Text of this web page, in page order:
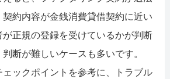
約内容が金銭消費貸借契約に近い
正規の登録を受けているかが判断
断が難しいケースも多いです。
ェックポイントを参考に、トラブル